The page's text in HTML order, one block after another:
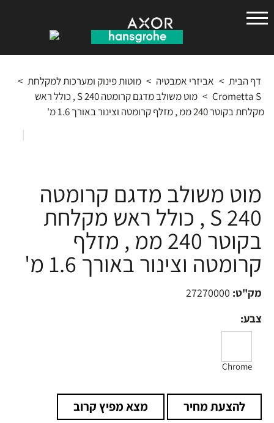
גרואה
דף הבית > אביזרי אמבטיה > מוטות פינוק ומערכות למקלחת >
Crometta S
>
מוט משולב מדגם קרומטה 240 S , כולל ראש
מקלחת בקוטר 240 ממ , מזלף קרומטה וצינור באורך 1.6 מ'
|
מוט משולב מדגם קרומטה
240 S , כולל ראש מקלחת
בקוטר 240 ממ , מזלף
קרומטה וצינור באורך 1.6 מ'
מק"ט: 27270000
צבע:
Chrome
להצעת מחיר מצא מפיץ קרוב